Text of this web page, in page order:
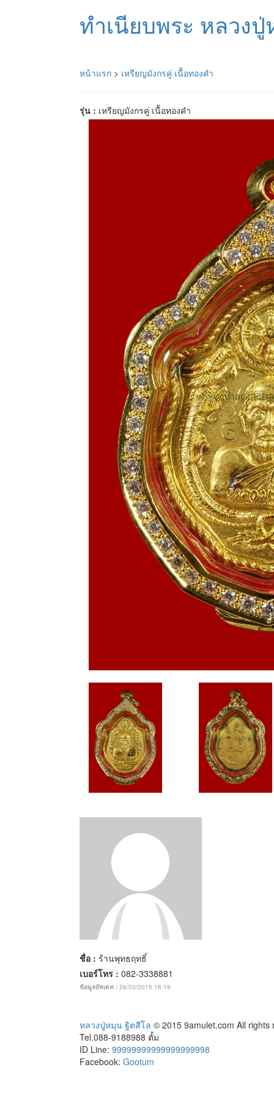
ทำเนียบพระ หลวง
หน้าแรก > เหรียญมังกรคู่ เนื้อทองคำ
รุ่น : เหรียญมังกรคู่ เนื้อทองคำ
ชื่อ : ร้านพุทธฤทธิ์
เบอร์โทร : 082-3338881
ข้อมูลอัพเดท : 26/03/2015 16:19
หลวงปู่หมุน ฐิตสีโล © 2015 9amulet.com All
Tel.088-9188988 ตั้ม
ID Line: 99999999999999999998
Facebook: Gootum